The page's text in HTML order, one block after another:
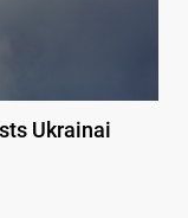
Ukrainai